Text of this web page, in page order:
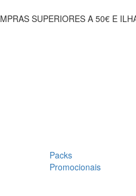
SUPERIORES A 50€ E
Packs
Promocionais